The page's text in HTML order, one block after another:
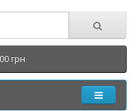
грн